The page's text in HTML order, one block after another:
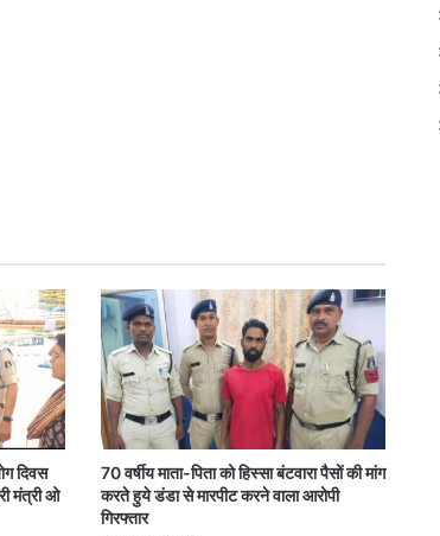
दिवस
मंत्री ओ
70 वर्षीय माता-पिता को हिस्सा बंटवारा पैसों की मांग
करते हुये डंडा से मारपीट करने वाला आरोपी
गिरफ्तार